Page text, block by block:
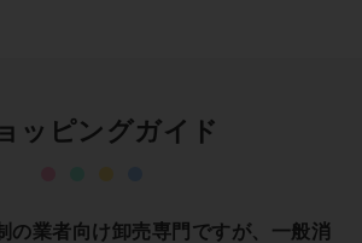
ッピングガイド
の業者向け卸売専門ですが、一般消